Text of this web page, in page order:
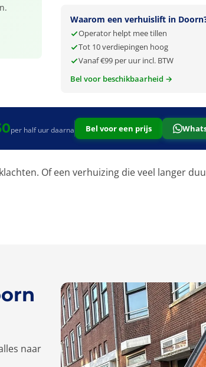
Waarom een verhuislift in
Operator helpt mee tillen
Tot 10 verdiepingen hoog
Vanaf €99 per uur incl. BTW
Bel voor beschikbaarheid →
per half uur daarna Bel voor een prijs
Of een verhuizing die veel langer
naar